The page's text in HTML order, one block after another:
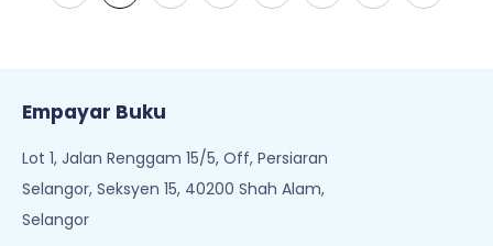
Empayar Buku
Lot 1, Jalan Renggam 15/5, Off, Persiaran
Selangor, Seksyen 15, 40200 Shah Alam,
Selangor